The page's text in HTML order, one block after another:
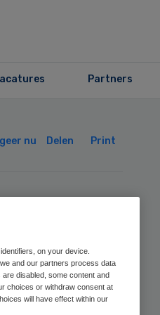
Partners
nu Delen Print
naar
on your device.
and our partners process data
disabled, some content and
choices or withdraw consent at
will have effect within our